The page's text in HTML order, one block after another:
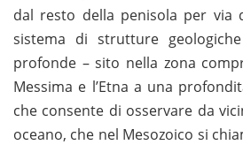
dal resto della penisola per
sistema di strutture
profonde – sito nella zona
Messima e l’Etna a una
che consente di osservare da
oceano, che nel Mesozoico si